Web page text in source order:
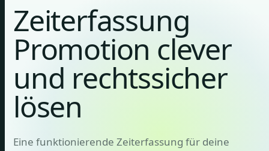
Zeiterfassung
Promotion clever
und rechtssicher
lösen
Eine funktionierende Zeiterfassung für deine